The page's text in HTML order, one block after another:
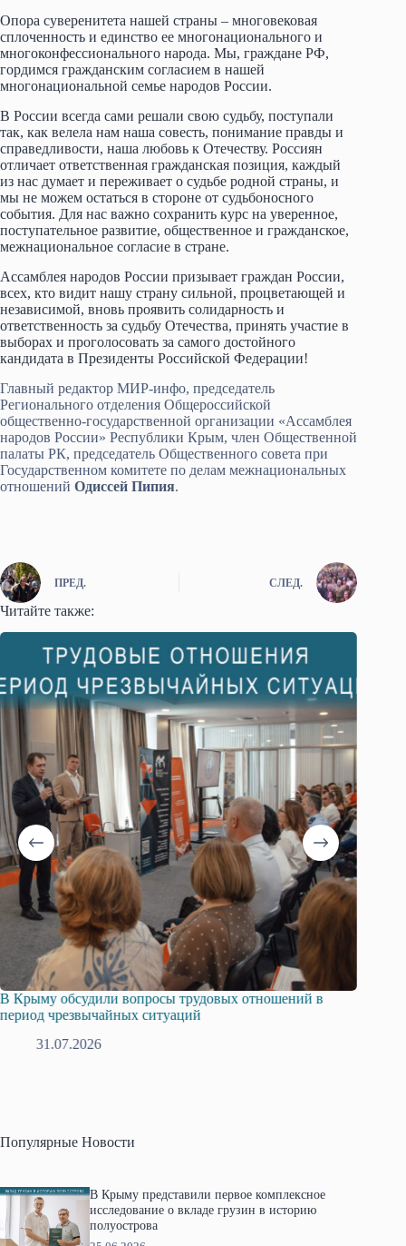
Опора суверенитета нашей страны – многовековая
сплоченность и единство ее многонационального и
многоконфессионального народа. Мы, граждане РФ,
гордимся гражданским согласием в нашей
многонациональной семье народов России.
В России всегда сами решали свою судьбу, поступали
так, как велела нам наша совесть, понимание правды и
справедливости, наша любовь к Отечеству. Россиян
отличает ответственная гражданская позиция, каждый
из нас думает и переживает о судьбе родной страны, и
мы не можем остаться в стороне от судьбоносного
события. Для нас важно сохранить курс на уверенное,
поступательное развитие, общественное и гражданское,
межнациональное согласие в стране.
Ассамблея народов России призывает граждан России,
всех, кто видит нашу страну сильной, процветающей и
независимой, вновь проявить солидарность и
ответственность за судьбу Отечества, принять участие в
выборах и проголосовать за самого достойного
кандидата в Президенты Российской Федерации!
Главный редактор МИР-инфо, председатель
Регионального отделения Общероссийской
общественно-государственной организации «Ассамблея
народов России» Республики Крым, член Общественной
палаты РК, председатель Общественного совета при
Государственном комитете по делам межнациональных
отношений Одиссей Пипия.
ПРЕД. СЛЕД.
Читайте также:
В Крыму обсудили вопросы трудовых отношений в
период чрезвычайных ситуаций
31.07.2026
Популярные Новости
В Крыму представили первое комплексное
исследование о вкладе грузин в историю
полуострова